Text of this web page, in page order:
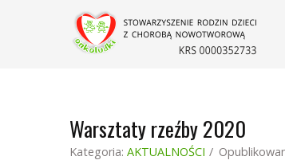
Warsztaty rzeźby 2020
Kategoria: AKTUALNOŚCI